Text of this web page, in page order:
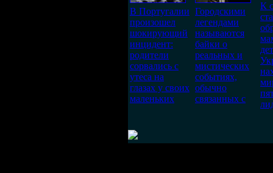
В Португалии
произошел
шокирующий
инцидент:
родители
сорвались с
утеса на
глазах у своих
маленьких
Городскими
легендами
называются
байки о
реальных и
мистических
событиях,
обычно
связанных с
К